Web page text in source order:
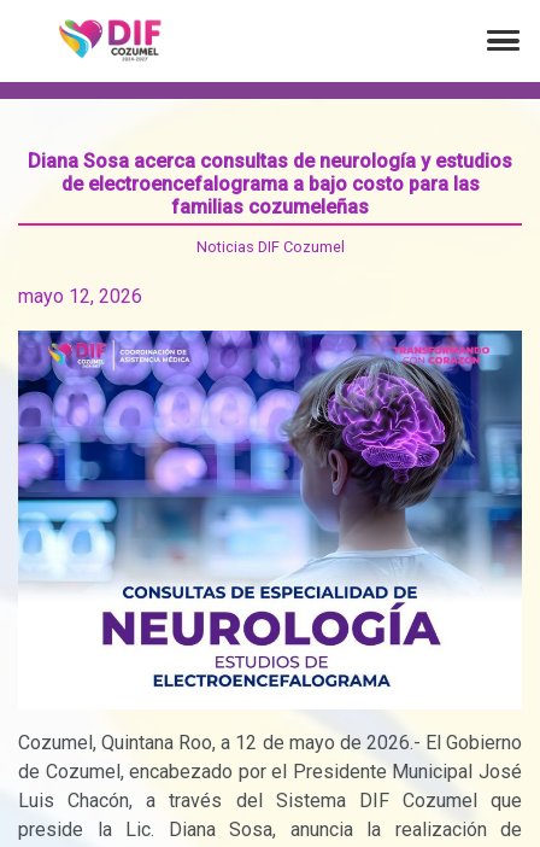
Diana Sosa acerca consultas de neurología y estudios
de electroencefalograma a bajo costo para las
familias cozumeleñas
Noticias DIF Cozumel
mayo 12, 2026
Cozumel, Quintana Roo, a 12 de mayo de 2026.- El Gobierno
de Cozumel, encabezado por el Presidente Municipal José
Luis Chacón, a través del Sistema DIF Cozumel que
preside la Lic. Diana Sosa, anuncia la realización de